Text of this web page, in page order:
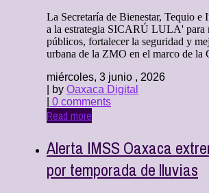
La Secretaría de Bienestar, Tequio e
a la estrategia SICARÚ LULA' para
públicos, fortalecer la seguridad y
urbana de la ZMO en el marco de la
miércoles, 3 junio , 2026
| by Oaxaca Digital
0 comments
Read more
Alerta IMSS Oaxaca
por temporada de lluvias